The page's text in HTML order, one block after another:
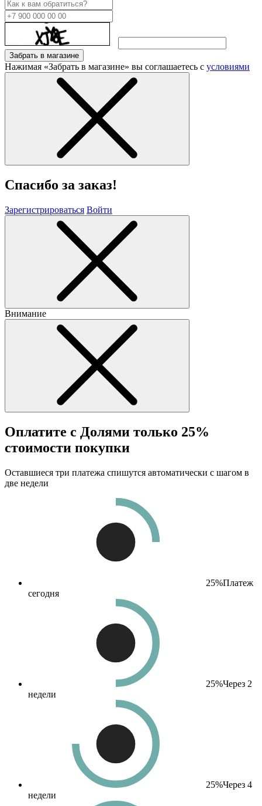
Забрать в магазине
Нажимая «Забрать в магазине» вы соглашаетесь с условиями
Спасибо за заказ!
Зарегистрироваться Войти
Внимание
Оплатите с Долями только 25%
стоимости покупки
Оставшиеся три платежа спишутся автоматически с шагом в
две недели
25%Платеж
сегодня
25%Через 2
недели
25%Через 4
недели